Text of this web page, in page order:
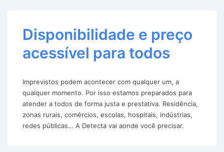
Disponibilidade e preço
acessível para todos
Imprevistos podem acontecer com qualquer um, a
qualquer momento. Por isso estamos preparados para
atender a todos de forma justa e prestativa. Residência,
zonas rurais, comércios, escolas, hospitais, indústrias,
redes públicas… A Detecta vai aonde você precisar.